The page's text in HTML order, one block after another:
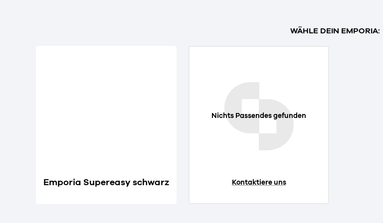
WÄHLE DEIN EMPORIA:
Emporia Supereasy schwarz
Nichts Passendes gefunden
Kontaktiere uns